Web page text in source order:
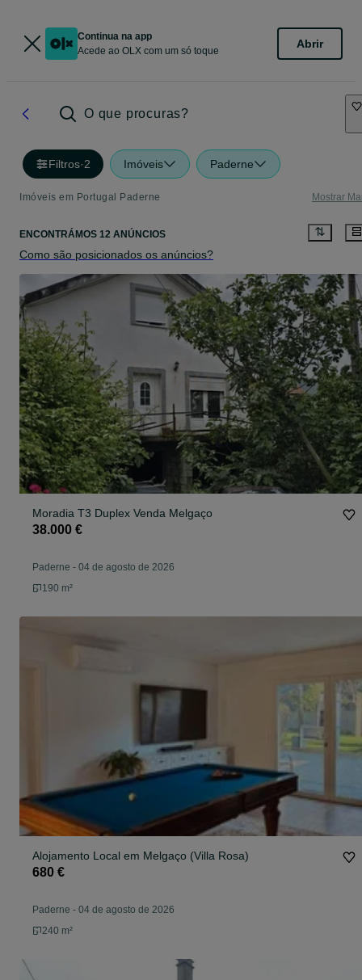
Continua na app
Acede ao OLX com um só toque
Abrir
O que procuras?
Filtros·2 Imóveis Paderne
Imóveis em Portugal Paderne Mostrar
ENCONTRÁMOS 12 ANÚNCIOS
Como são posicionados os anúncios?
Moradia T3 Duplex Venda Melgaço
38.000 €
Paderne - 04 de agosto de 2026
190 m²
Alojamento Local em Melgaço (Villa Rosa)
680 €
Paderne - 04 de agosto de 2026
240 m²